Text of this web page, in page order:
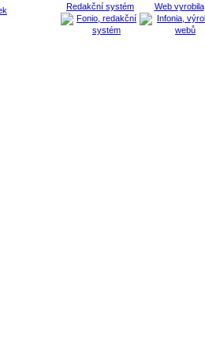
Redakční systém Web vyrobila